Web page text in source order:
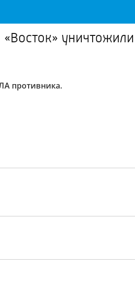
противника.